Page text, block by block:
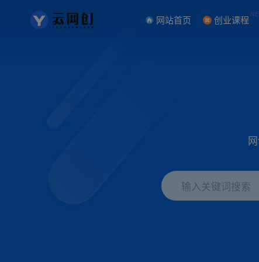
网站首页 创业课程
输入关键词搜索